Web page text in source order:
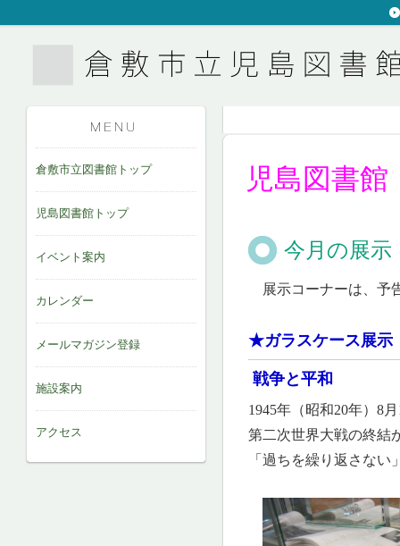
倉敷市立図書館トップ
児島図書館トップ
イベント案内
カレンダー
メールマガジン登録
施設案内
アクセス
児島図書
今月の展示
展示コーナーは、予
★ガラスケース展
戦争と平和
1945年（昭和20年）8
第二次世界大戦の終結
「過ちを繰り返さな